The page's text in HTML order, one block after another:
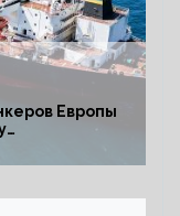
Европы